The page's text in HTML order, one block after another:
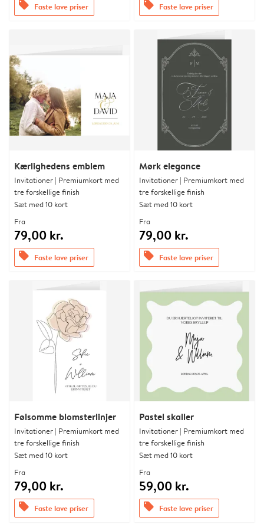
offers Faste lave priser offers Faste lave priser
Kærlighedens emblem
Invitationer | Premiumkort med
tre forskellige finish
Sæt med 10 kort
Fra
79,00 kr.
offers Faste lave priser
Mørk elegance
Invitationer | Premiumkort med
tre forskellige finish
Sæt med 10 kort
Fra
79,00 kr.
offers Faste lave priser
Følsomme blomsterlinjer
Invitationer | Premiumkort med
tre forskellige finish
Sæt med 10 kort
Fra
79,00 kr.
offers Faste lave priser
Pastel skaller
Invitationer | Premiumkort med
tre forskellige finish
Sæt med 10 kort
Fra
59,00 kr.
offers Faste lave priser